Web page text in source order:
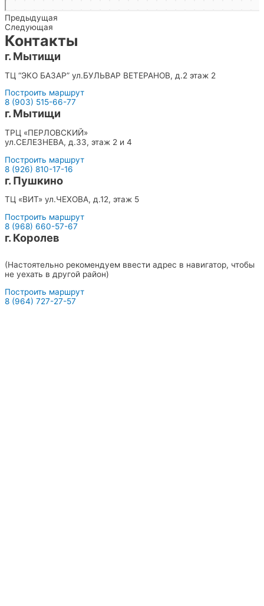
Предыдущая
Следующая
Контакты
г. Мытищи
ТЦ “ЭКО БАЗАР” ул.БУЛЬВАР ВЕТЕРАНОВ, д.2 этаж 2
Построить маршрут
8 (903) 515-66-77
г. Мытищи
ТРЦ «ПЕРЛОВСКИЙ»
ул.СЕЛЕЗНЕВА, д.33, этаж 2 и 4
Построить маршрут
8 (926) 810-17-16
г. Пушкино
ТЦ «ВИТ» ул.ЧЕХОВА, д.12, этаж 5
Построить маршрут
8 (968) 660-57-67
г. Королев
(Настоятельно рекомендуем ввести адрес в навигатор, чтобы
не уехать в другой район)
Построить маршрут
8 (964) 727-27-57